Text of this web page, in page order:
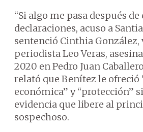
“Si algo me pasa después de
declaraciones, acuso a
sentenció Cinthia González,
periodista Leo Veras,
2020 en Pedro Juan
relató que Benítez le ofreció
económica” y “protección”
evidencia que libere al
sospechoso.